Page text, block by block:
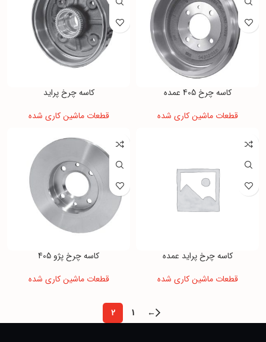
کاسه چرخ 405 عمده
قطعات ماشین کاری شده
کاسه چرخ پراید
قطعات ماشین کاری شده
کاسه چرخ پراید عمده
قطعات ماشین کاری شده
کاسه چرخ پژو 405
قطعات ماشین کاری شده
←
1
2